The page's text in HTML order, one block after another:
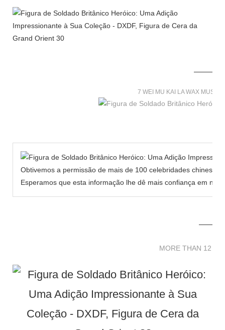
7 WEI MU KAI LA WAX
Obtivemos a permissão de mais de 100 celebridades
Esperamos que esta informação lhe dê mais confiança em
MORE THAN 12